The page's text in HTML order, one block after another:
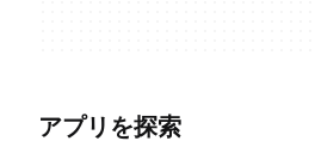
アプリを探索